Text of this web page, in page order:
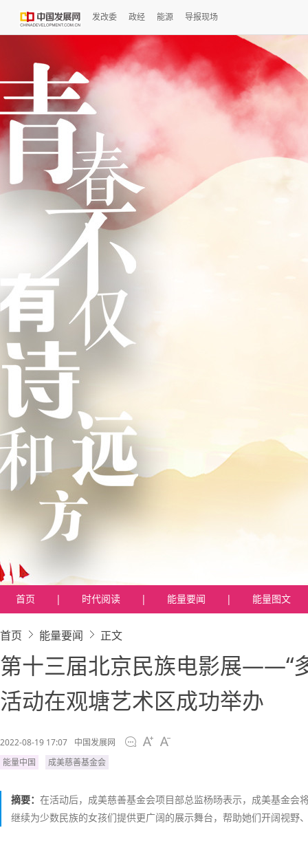
发改委 政经 能源 导报现场
首页 | 时代阅读 | 能量要闻 | 能量图文
首页 能量要闻 正文
第十三届北京民族电影展——“
活动在观塘艺术区成功举办
2022-08-19 17:07
中国发展网
能量中国
成美慈善基金会
摘要： 在活动后，成美慈善基金会项目部总监杨旸表示，成美基金会
继续为少数民族的女孩们提供更广阔的展示舞台，帮助她们开阔视野